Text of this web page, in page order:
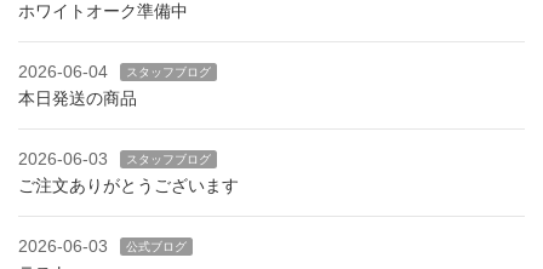
ホワイトオーク準備中
2026-06-04 スタッフブログ
本日発送の商品
2026-06-03 スタッフブログ
ご注文ありがとうございます
2026-06-03 公式ブログ